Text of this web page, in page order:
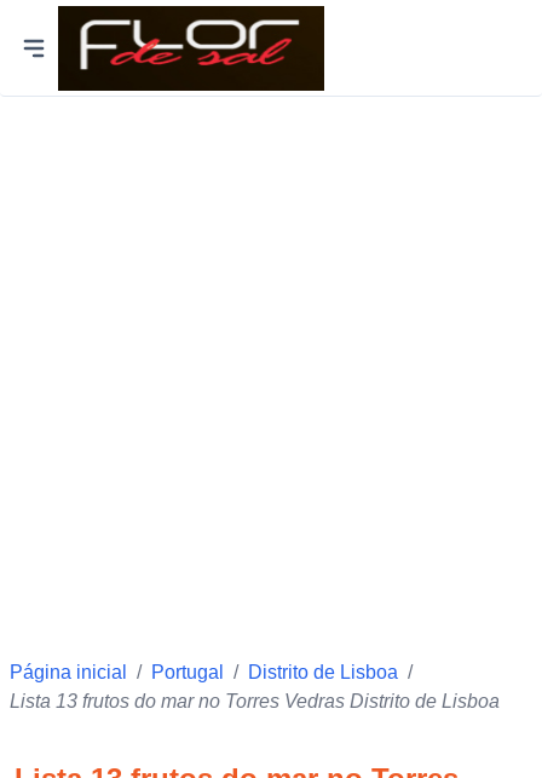
Página inicial / Portugal / Distrito de Lisboa /
Lista 13 frutos do mar no Torres Vedras Distrito de Lisboa